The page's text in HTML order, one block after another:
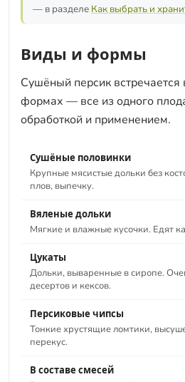
— в разделе Как выбрать и
Виды и формы
Сушёный персик встречается
формах — все из одного
обработкой и применением.
Сушёные половинки
Крупные мясистые дольки без
плов, выпечку.
Вяленые дольки
Мягкие и влажные кусочки. Едят
Цукаты
Дольки, вываренные в сиропе.
десертов и кексов.
Персиковые чипсы
Тонкие хрустящие ломтики,
перекус.
В составе смесей